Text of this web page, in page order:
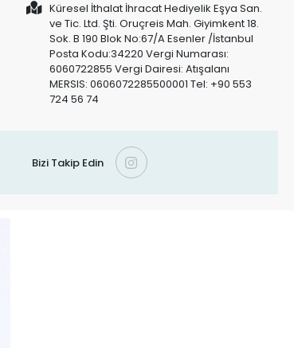
Küresel İthalat İhracat Hediyelik Eşya San.
ve Tic. Ltd. Şti. Oruçreis Mah. Giyimkent 18.
Sok. B 190 Blok No:67/A Esenler /İstanbul
Posta Kodu:34220 Vergi Numarası:
6060722855 Vergi Dairesi: Atışalanı
MERSIS: 0606072285500001 Tel: +90 553
724 56 74
Bizi Takip Edin